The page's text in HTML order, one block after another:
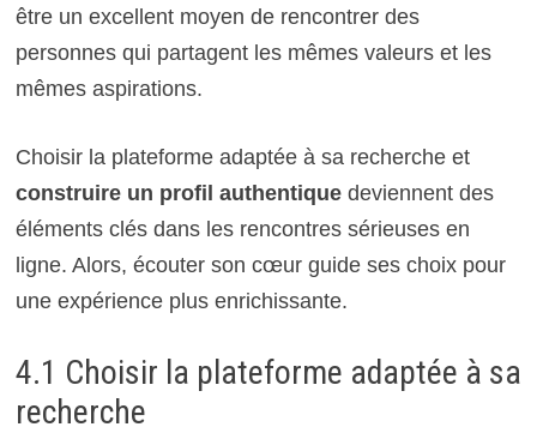
être un excellent moyen de rencontrer des
personnes qui partagent les mêmes valeurs et les
mêmes aspirations.
Choisir la plateforme adaptée à sa recherche et
construire un profil authentiquedeviennent des
éléments clés dans les rencontres sérieuses en
ligne. Alors, écouter son cœur guide ses choix pour
une expérience plus enrichissante.
4.1 Choisir la plateforme adaptée à sa
recherche